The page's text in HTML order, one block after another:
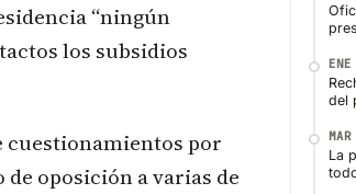
“ningún
los subsidios
cuestionamientos por
oposición a varias de
del
La